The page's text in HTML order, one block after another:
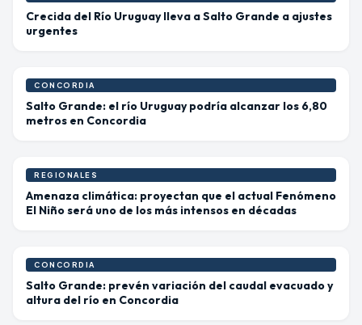
Crecida del Río Uruguay lleva a Salto Grande a ajustes
urgentes
CONCORDIA
Salto Grande: el río Uruguay podría alcanzar los 6,80
metros en Concordia
REGIONALES
Amenaza climática: proyectan que el actual Fenómeno
El Niño será uno de los más intensos en décadas
CONCORDIA
Salto Grande: prevén variación del caudal evacuado y
altura del río en Concordia